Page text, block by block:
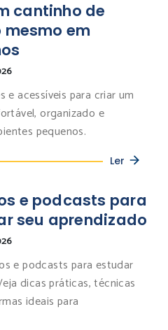
cantinho de
em
e acessíveis para criar um
organizado e
pequenos.
Ler
e podcasts para
seu aprendizado
e podcasts para estudar
dicas práticas, técnicas
ideais para